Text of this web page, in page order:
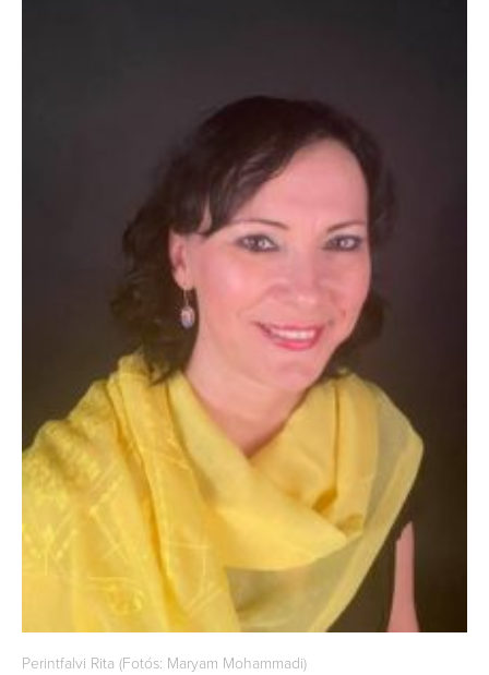
Perintfalvi Rita (Fotós: Maryam Mohammadi)